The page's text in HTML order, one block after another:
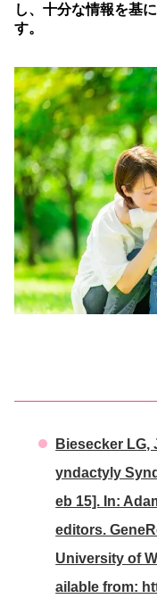
し、十分な情報を基
す。
Biesecker
yndactyly
eb 15]. In:
editors.
University of
ailable from: